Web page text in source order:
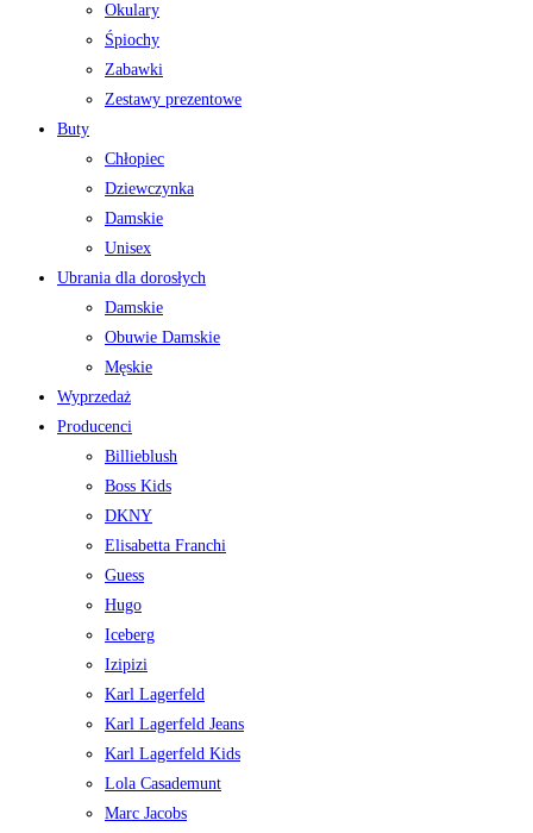
Okulary
Śpiochy
Zabawki
Zestawy prezentowe
Buty
Chłopiec
Dziewczynka
Damskie
Unisex
Ubrania dla dorosłych
Damskie
Obuwie Damskie
Męskie
Wyprzedaż
Producenci
Billieblush
Boss Kids
DKNY
Elisabetta Franchi
Guess
Hugo
Iceberg
Izipizi
Karl Lagerfeld
Karl Lagerfeld Jeans
Karl Lagerfeld Kids
Lola Casademunt
Marc Jacobs